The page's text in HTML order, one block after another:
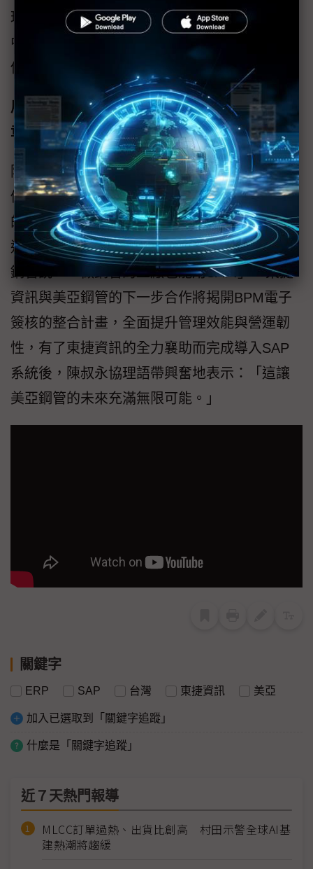
理節奏，協助跨部門協作，逐步克服導入過程
中的各項挑戰，確保每個階段目標的落實，不
僅完成ERP導入，更創造真正營運價值。
展望未來：以雲端核心，開啟永續與成長新篇
章
陳叔永協理對於導入SAP的結果給予高度的評
價，除了達成訂定的目標之外，對於美亞鋼管
的商譽更有加乘的額外效益，尤其許多同行知
道美亞鋼管成功導入後，紛紛讚揚與佩服美亞
鋼管說：「做鋼管的工廠也能用SAP!」，東捷
資訊與美亞鋼管的下一步合作將揭開BPM電子
簽核的整合計畫，全面提升管理效能與營運韌
性，有了東捷資訊的全力襄助而完成導入SAP
系統後，陳叔永協理語帶興奮地表示：「這讓
美亞鋼管的未來充滿無限可能。」
關鍵字
ERP SAP 台灣 東捷資訊 美亞
加入已選取到「關鍵字追蹤」
什麼是「關鍵字追蹤」
近７天熱門報導
MLCC訂單過熱、出貨比創高 村田示警全球AI基
建熱潮將趨緩